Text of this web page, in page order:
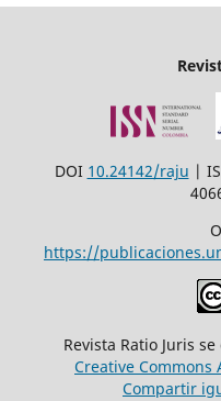
DOI 10.24142/raju |
https://
Revista Ratio Juris
Creative Commons
Compartir